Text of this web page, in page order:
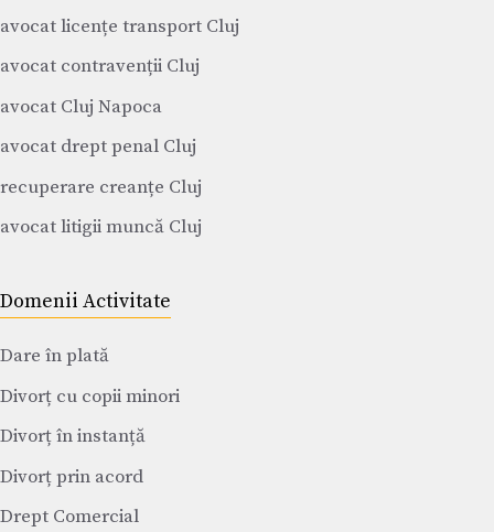
avocat licențe transport Cluj
avocat contravenții Cluj
avocat Cluj Napoca
avocat drept penal Cluj
recuperare creanțe Cluj
avocat litigii muncă Cluj
Domenii Activitate
Dare în plată
Divorț cu copii minori
Divorț în instanță
Divorț prin acord
Drept Comercial